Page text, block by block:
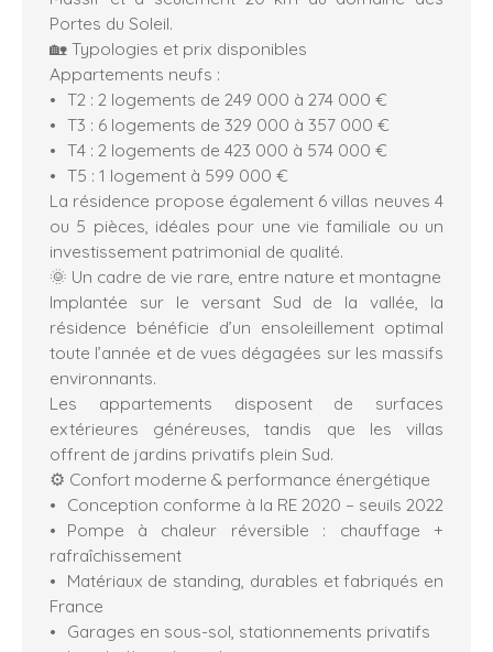
Portes du Soleil.
🏡 Typologies et prix disponibles
Appartements neufs :
T2 : 2 logements de 249 000 à 274 000 €
T3 : 6 logements de 329 000 à 357 000 €
T4 : 2 logements de 423 000 à 574 000 €
T5 : 1 logement à 599 000 €
La résidence propose également 6 villas neuves 4
ou 5 pièces, idéales pour une vie familiale ou un
investissement patrimonial de qualité.
🌞 Un cadre de vie rare, entre nature et montagne
Implantée sur le versant Sud de la vallée, la
résidence bénéficie d’un ensoleillement optimal
toute l’année et de vues dégagées sur les massifs
environnants.
Les appartements disposent de surfaces
extérieures généreuses, tandis que les villas
offrent de jardins privatifs plein Sud.
⚙️ Confort moderne & performance énergétique
Conception conforme à la RE 2020 – seuils 2022
Pompe à chaleur réversible : chauffage +
rafraîchissement
Matériaux de standing, durables et fabriqués en
France
Garages en sous-sol, stationnements privatifs